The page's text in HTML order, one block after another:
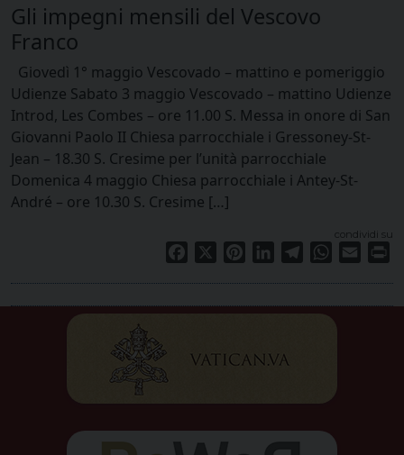
Gli impegni mensili del Vescovo
Franco
Giovedì 1° maggio Vescovado – mattino e pomeriggio
Udienze Sabato 3 maggio Vescovado – mattino Udienze
Introd, Les Combes – ore 11.00 S. Messa in onore di San
Giovanni Paolo II Chiesa parrocchiale i Gressoney-St-
Jean – 18.30 S. Cresime per l’unità parrocchiale
Domenica 4 maggio Chiesa parrocchiale i Antey-St-
André – ore 10.30 S. Cresime […]
condividi su
Facebook PinterestLinkedInTelegramWhatsApp
Email